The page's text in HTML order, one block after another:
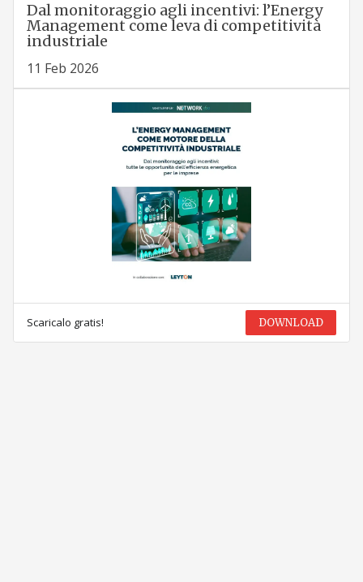
Dal monitoraggio agli incentivi: l’Energy
Management come leva di competitività
industriale
11 Feb 2026
Scaricalo gratis! DOWNLOAD